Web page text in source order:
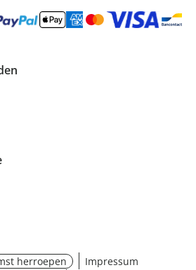
herroepen
Impressum